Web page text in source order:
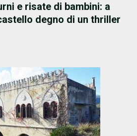
e risate di bambini: a
degno di un thriller